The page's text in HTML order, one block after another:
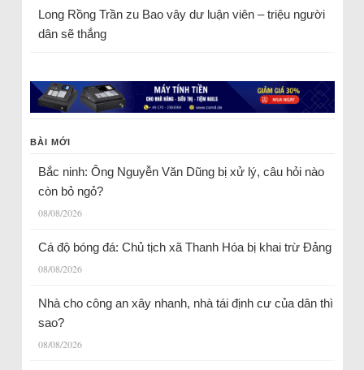
Long Rồng Trầnzu Bao vây dư luận viên – triệu người
dân sẽ thắng
BÀI MỚI
Bắc ninh: Ông Nguyễn Văn Dũng bị xử lý, câu hỏi nào
còn bỏ ngỏ?
08/08/2026
Cá độ bóng đá: Chủ tịch xã Thanh Hóa bị khai trừ Đảng
08/08/2026
Nhà cho công an xây nhanh, nhà tái định cư của dân thì
sao?
08/08/2026